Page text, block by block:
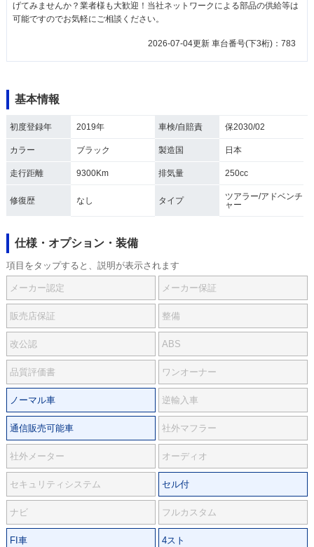
げてみませんか？業者様も大歓迎！当社ネットワークによる部品の供給等は
可能ですのでお気軽にご相談ください。
2026-07-04更新 車台番号(下3桁)：783
基本情報
初度登録年 2019年 車検/自賠責 保2030/02
カラー ブラック 製造国 日本
走行距離 9300Km 排気量 250cc
修復歴 なし タイプ
ツアラー/アドベンチ
ャー
仕様・オプション・装備
項目をタップすると、説明が表示されます
メーカー認定 メーカー保証
販売店保証 整備
改公認 ABS
品質評価書 ワンオーナー
ノーマル車 逆輸入車
通信販売可能車 社外マフラー
社外メーター オーディオ
セキュリティシステム セル付
ナビ フルカスタム
FI車 4スト